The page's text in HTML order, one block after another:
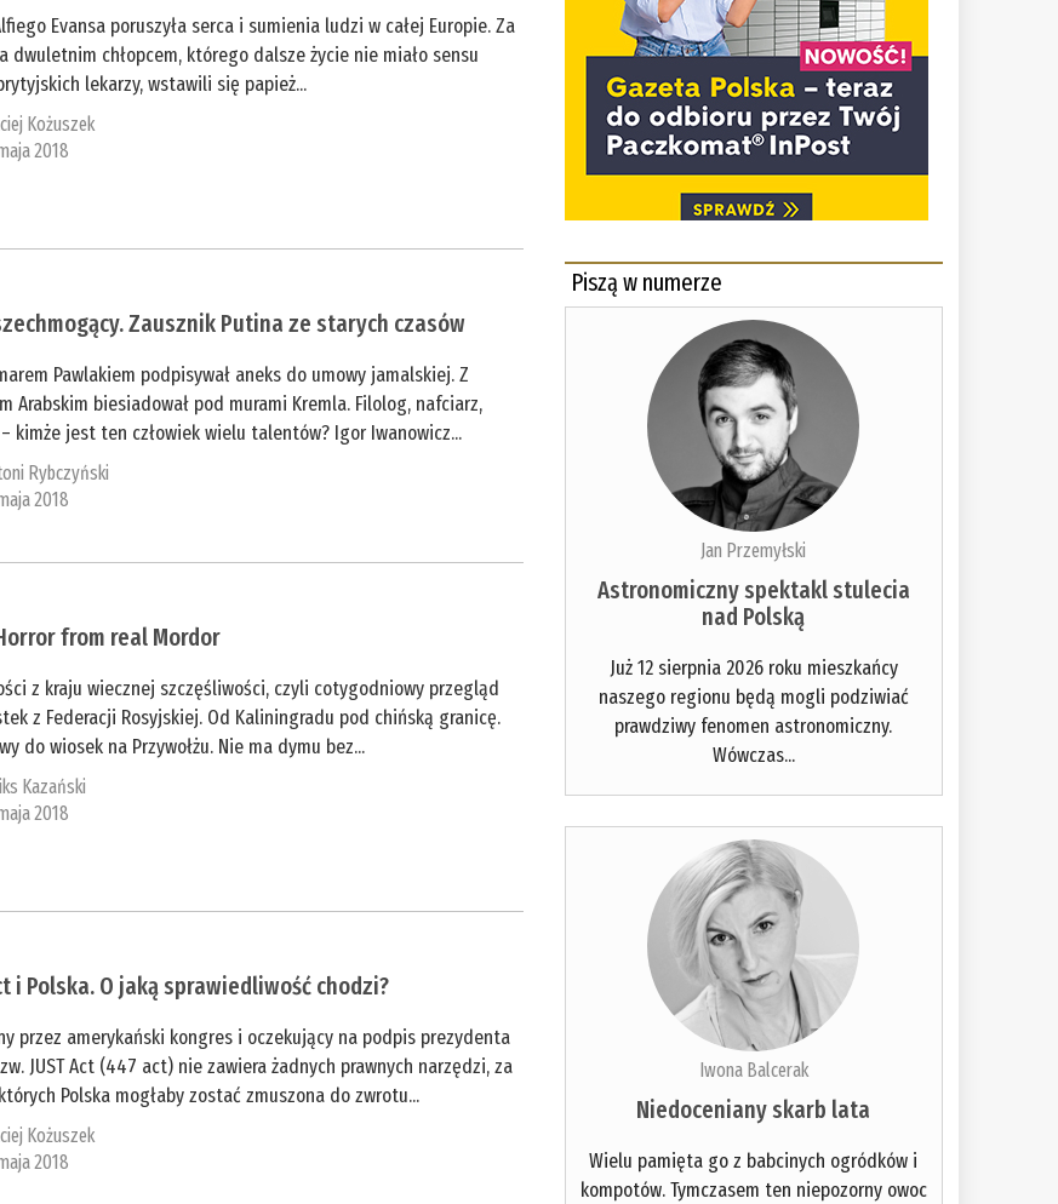
Evansa poruszyła serca i sumienia ludzi w całej Europie. Za
dwuletnim chłopcem, którego dalsze życie nie miało sensu
lekarzy, wstawili się papież...
Kożuszek
2018
Zausznik Putina ze starych czasów
Pawlakiem podpisywał aneks do umowy jamalskiej. Z
Arabskim biesiadował pod murami Kremla. Filolog, nafciarz,
kimże jest ten człowiek wielu talentów? Igor Iwanowicz...
Rybczyński
2018
from real Mordor
z kraju wiecznej szczęśliwości, czyli cotygodniowy przegląd
z Federacji Rosyjskiej. Od Kaliningradu pod chińską granicę.
do wiosek na Przywołżu. Nie ma dymu bez...
Kazański
2018
i Polska. O jaką sprawiedliwość chodzi?
przez amerykański kongres i oczekujący na podpis prezydenta
JUST Act (447 act) nie zawiera żadnych prawnych narzędzi, za
Polska mogłaby zostać zmuszona do zwrotu...
Kożuszek
2018
Piszą w numerze
Jan Przemyłski
Astronomiczny spektakl stulecia
nad Polską
Już 12 sierpnia 2026 roku mieszkańcy
naszego regionu będą mogli podziwiać
prawdziwy fenomen astronomiczny.
Wówczas...
Iwona Balcerak
Niedoceniany skarb lata
Wielu pamięta go z babcinych ogródków i
kompotów. Tymczasem ten niepozorny owoc